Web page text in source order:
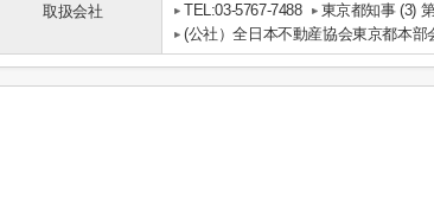
取扱会社
TEL:03-5767-7488
東京都知事 (3)
(公社）全日本不動産協会東京都本